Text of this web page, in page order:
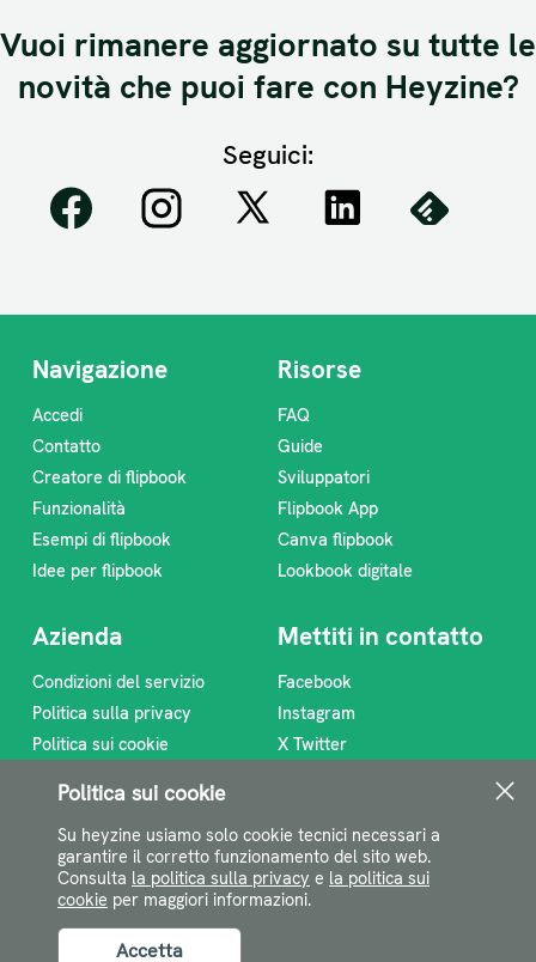
Vuoi rimanere aggiornato su tutte le
novità che puoi fare con Heyzine?
Seguici:
Navigazione
Accedi
Contatto
Creatore di flipbook
Funzionalità
Esempi di flipbook
Idee per flipbook
Risorse
FAQ
Guide
Sviluppatori
Flipbook App
Canva flipbook
Lookbook digitale
Azienda
Condizioni del servizio
Politica sulla privacy
Politica sui cookie
Chi siamo
Mettiti in contatto
Facebook
Instagram
X Twitter
support@heyzine.com
Politica sui cookie
Su heyzine usiamo solo cookie tecnici necessari a
garantire il corretto funzionamento del sito web.
Consulta la politica sulla privacy e la politica sui
cookie per maggiori informazioni.
Accetta